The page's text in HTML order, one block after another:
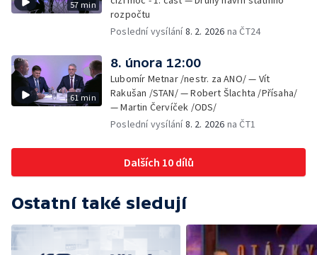
57 min
rozpočtu
Poslední vysílání8. 2. 2026 na ČT24
61 min
8. února 12:00
Lubomír Metnar /nestr. za ANO/ — Vít
Rakušan /STAN/ — Robert Šlachta /Přísaha/
— Martin Červíček /ODS/
Poslední vysílání8. 2. 2026 na ČT1
Dalších 10 dílů
Ostatní také sledují